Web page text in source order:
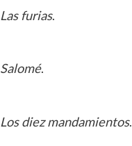
Las furias.
Salomé.
Los diez mandamientos.